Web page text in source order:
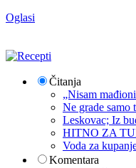
Oglasi
Čitanja
„Nisam
Ne grade
Leskovac; Iz
HITNO ZA
Voda za
Komentara